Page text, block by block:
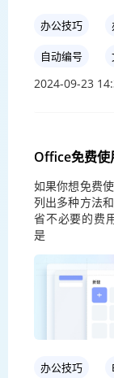
办公技巧
自动编号
2024-09-23
Office免费使
如果你想免费
列出多种方法
省不必要的费
是
办公技巧